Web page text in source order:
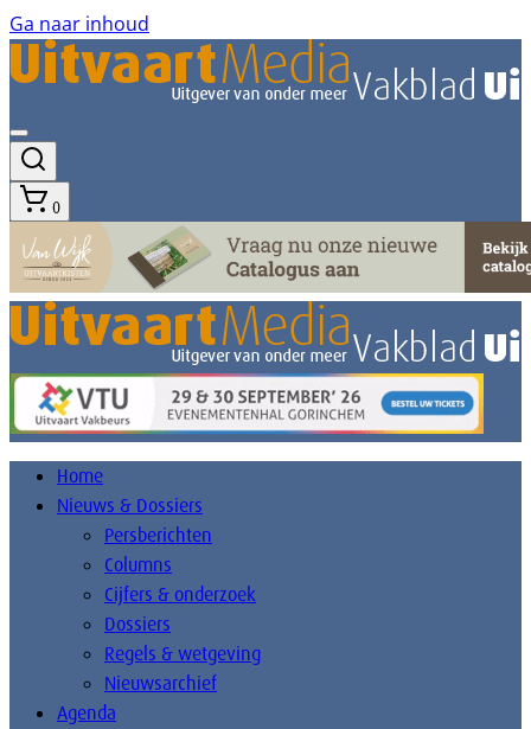
Ga naar inhoud
0
Home
Nieuws & Dossiers
Persberichten
Columns
Cijfers & onderzoek
Dossiers
Regels & wetgeving
Nieuwsarchief
Agenda